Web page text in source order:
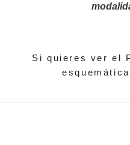
Si quieres ver el